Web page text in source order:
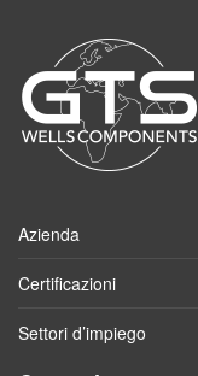
Azienda
Certificazioni
Settori d’impiego